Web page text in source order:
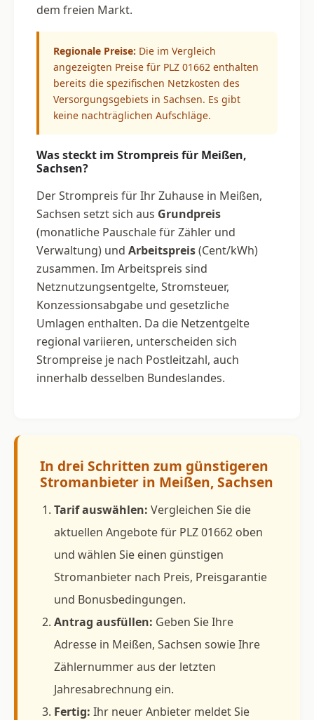
dem freien Markt.
Regionale Preise: Die im Vergleich
angezeigten Preise für PLZ 01662 enthalten
bereits die spezifischen Netzkosten des
Versorgungsgebiets in Sachsen. Es gibt
keine nachträglichen Aufschläge.
Was steckt im Strompreis für Meißen,
Sachsen?
Der Strompreis für Ihr Zuhause in Meißen,
Sachsen setzt sich aus Grundpreis
(monatliche Pauschale für Zähler und
Verwaltung) und Arbeitspreis(Cent/kWh)
zusammen. Im Arbeitspreis sind
Netznutzungsentgelte, Stromsteuer,
Konzessionsabgabe und gesetzliche
Umlagen enthalten. Da die Netzentgelte
regional variieren, unterscheiden sich
Strompreise je nach Postleitzahl, auch
innerhalb desselben Bundeslandes.
In drei Schritten zum günstigeren
Stromanbieter in Meißen, Sachsen
Tarif auswählen: Vergleichen Sie die
aktuellen Angebote für PLZ 01662 oben
und wählen Sie einen günstigen
Stromanbieter nach Preis, Preisgarantie
und Bonusbedingungen.
Antrag ausfüllen: Geben Sie Ihre
Adresse in Meißen, Sachsen sowie Ihre
Zählernummer aus der letzten
Jahresabrechnung ein.
Fertig: Ihr neuer Anbieter meldet Sie